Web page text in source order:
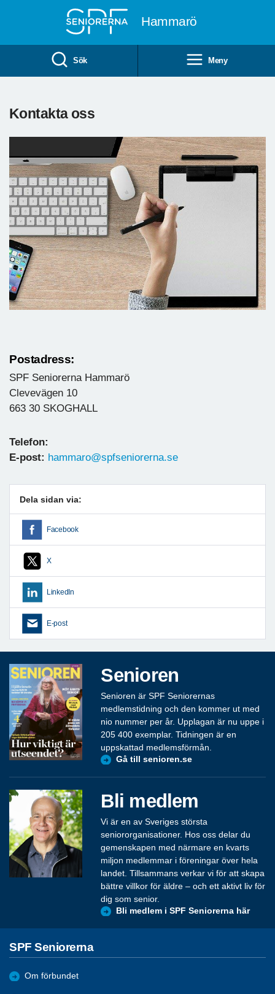
Hammarö
Sök Meny
Kontakta oss
Postadress:
SPF Seniorerna Hammarö
Clevevägen 10
663 30 SKOGHALL
Telefon:
E-post: hammaro@spfseniorerna.se
Dela sidan via:
Facebook
X
LinkedIn
E-post
Senioren
Senioren är SPF Seniorernas
medlemstidning och den kommer ut med
nio nummer per år. Upplagan är nu uppe i
205 400 exemplar. Tidningen är en
uppskattad medlemsförmån.
Gå till senioren.se
Bli medlem
Vi är en av Sveriges största
seniororganisationer. Hos oss delar du
gemenskapen med närmare en kvarts
miljon medlemmar i föreningar över hela
landet. Tillsammans verkar vi för att skapa
bättre villkor för äldre – och ett aktivt liv för
dig som senior.
Bli medlem i SPF Seniorerna här
SPF Seniorerna
Om förbundet